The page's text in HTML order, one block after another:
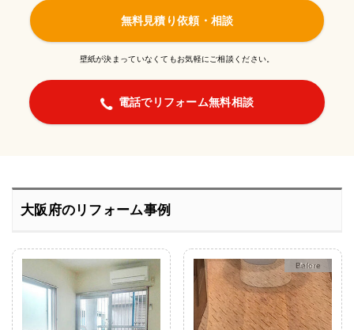
無料見積り依頼・相談
壁紙が決まっていなくてもお気軽にご相談ください。
電話でリフォーム無料相談
大阪府のリフォーム事例
After